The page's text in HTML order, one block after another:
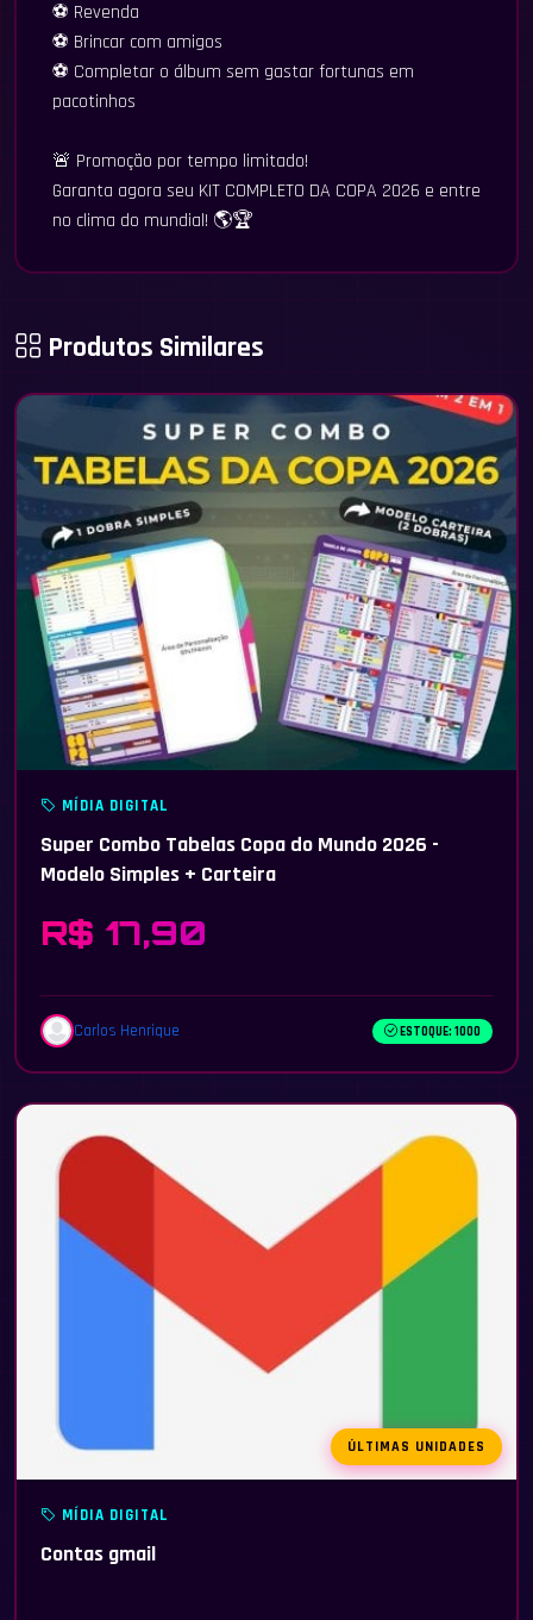
⚽ Revenda
⚽ Brincar com amigos
⚽ Completar o álbum sem gastar fortunas em
pacotinhos
🚨 Promoção por tempo limitado!
Garanta agora seu KIT COMPLETO DA COPA 2026 e entre
no clima do mundial! 🌎🏆
Produtos Similares
MÍDIA DIGITAL
Super Combo Tabelas Copa do Mundo 2026 -
Modelo Simples + Carteira
R$ 17,90
Carlos Henrique ESTOQUE: 1000
ÚLTIMAS UNIDADES
MÍDIA DIGITAL
Contas gmail